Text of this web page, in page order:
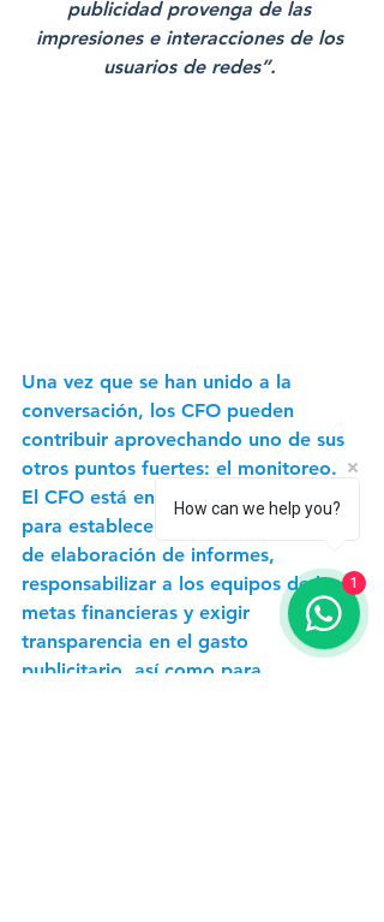
publicidad provenga de las
impresiones e interacciones de los
usuarios de redes”.
Una vez que se han unido a la
conversación, los CFO pueden
contribuir aprovechando uno de sus
otros puntos fuertes: el monitoreo.
El CFO está en una posición única
para establecer nuevos estándares
de elaboración de informes,
responsabilizar a los equipos de las
metas financieras y exigir
transparencia en el gasto
publicitario, así como para
How can we help you?
1